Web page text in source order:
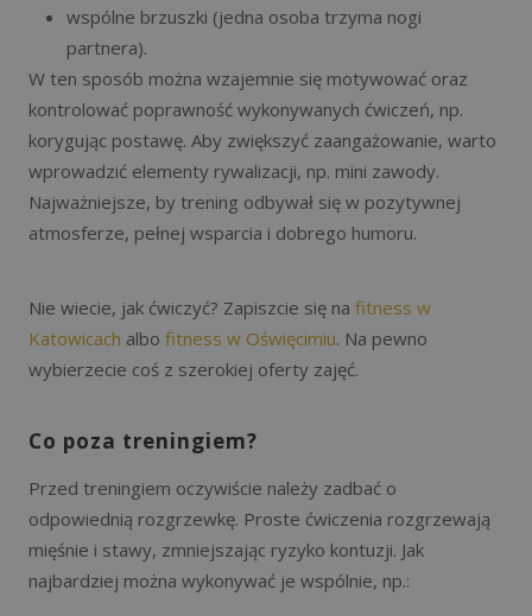
wspólne brzuszki (jedna osoba trzyma nogi
partnera).
W ten sposób można wzajemnie się motywować oraz
kontrolować poprawność wykonywanych ćwiczeń, np.
korygując postawę. Aby zwiększyć zaangażowanie, warto
wprowadzić elementy rywalizacji, np. mini zawody.
Najważniejsze, by trening odbywał się w pozytywnej
atmosferze, pełnej wsparcia i dobrego humoru.
Nie wiecie, jak ćwiczyć? Zapiszcie się na fitness w
Katowicach albo fitness w Oświęcimiu. Na pewno
wybierzecie coś z szerokiej oferty zajęć.
Co poza treningiem?
Przed treningiem oczywiście należy zadbać o
odpowiednią rozgrzewkę. Proste ćwiczenia rozgrzewają
mięśnie i stawy, zmniejszając ryzyko kontuzji. Jak
najbardziej można wykonywać je wspólnie, np.: